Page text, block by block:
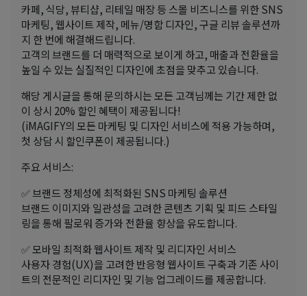
카페, 식당, 뷰티샵, 리테일 매장 등 스몰 비즈니스를 위한 SNS
마케팅, 웹사이트 제작, 메뉴/명함 디자인, 구글 리뷰 솔루션까
지 한 번에 해결해드립니다.
고객의 브랜드를 더 매력적으로 보이게 하고, 매출과 전환율을
높일 수 있는 실질적인 디자인에 초점을 맞추고 있습니다.
해당 게시글을 통해 문의하시는 모든 고객님께는 기간 제한 없
이 상시 20% 할인 혜택이 제공됩니다!
(iMAGIFY의 모든 마케팅 및 디자인 서비스에 적용 가능하며,
첫 상담 시 할인쿠폰이 제공됩니다.)
주요 서비스:
✅ 브랜드 정체성에 최적화된 SNS 마케팅 솔루션
브랜드 이미지와 일관성을 고려한 콘텐츠 기획 및 피드 스타일
링을 통해 팔로워 증가와 전환율 향상을 유도합니다.
✅ 모바일 최적화 웹사이트 제작 및 리디자인 서비스
사용자 경험(UX)을 고려한 반응형 웹사이트 구축과 기존 사이
트의 전문적인 리디자인 및 기능 업그레이드를 제공합니다.